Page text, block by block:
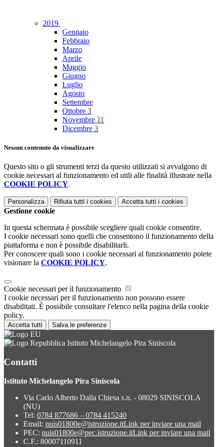
2019
Gennaio
Febbraio
Marzo
Aprile
Maggio
Giugno
Luglio
Agosto
Settembre
Ottobre 3
Novembre 11
Dicembre 3
Nessun contenuto da visualizzare
Questo sito o gli strumenti terzi da questo utilizzati si avvalgono di
cookie necessari al funzionamento ed utili alle finalità illustrate nella
COOKIE POLICY.
Personalizza Rifiuta tutti i cookies Accetta tutti i cookies
Gestione cookie
In questa schermata è possibile scegliere quali cookie consentire.
I cookie necessari sono quelli che consentono il funzionamento della
piattaforma e non è possibile disabilitarli.
Per conoscere quali sono i cookie necessari al funzionamento potete
visionare la COOKIE POLICY.
Cookie necessari per il funzionamento
I cookie necessari per il funzionamento non possono essere
disabilitati. È possibile consultare l'elenco nella pagina della cookie
policy.
Accetta tutti Salva le preferenze
Istituto Michelangelo Pira Siniscola
Contatti
Istituto Michelangelo Pira Siniscola
Via Carlo Alberto Dalla Chiesa s.n. - 08029 SINISCOLA
(NU)
Tel: 0784 877686 – 0784 415240
Email: nuis01800e@istruzione.itLink per inviare una mail
PEC: nuis01800e@pec.istruzione.itLink per inviare una mail
C.F.: 80007110911